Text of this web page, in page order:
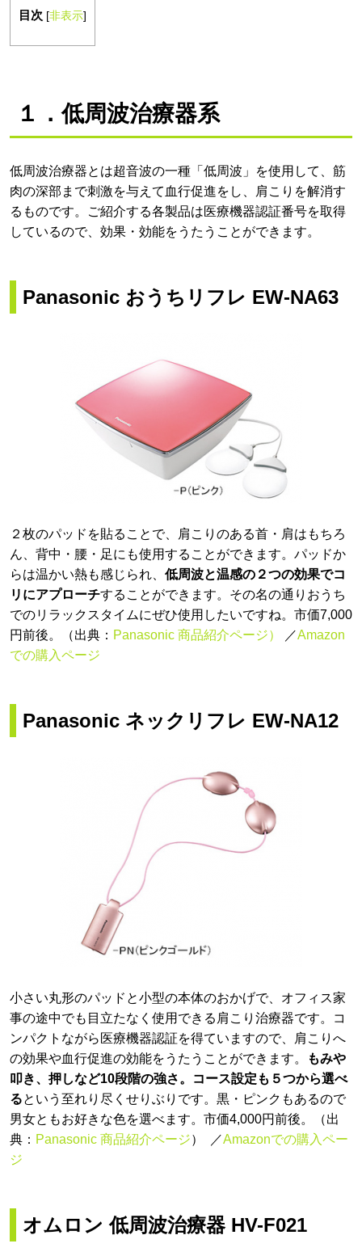
目次 [非表示]
１．低周波治療器系
低周波治療器とは超音波の一種「低周波」を使用して、筋
肉の深部まで刺激を与えて血行促進をし、肩こりを解消す
るものです。ご紹介する各製品は医療機器認証番号を取得
しているので、効果・効能をうたうことができます。
Panasonic おうちリフレ EW-NA63
２枚のパッドを貼ることで、肩こりのある首・肩はもちろ
ん、背中・腰・足にも使用することができます。パッドか
らは温かい熱も感じられ、 低周波と温感の２つの効果でコ
リにアプローチすることができます。その名の通りおうち
でのリラックスタイムにぜひ使用したいですね。市価7,000
円前後。（出典： Panasonic 商品紹介ページ） ／Amazon
での購入ページ
Panasonic ネックリフレ EW-NA12
小さい丸形のパッドと小型の本体のおかげで、オフィス家
事の途中でも目立たなく使用できる肩こり治療器です。コ
ンパクトながら医療機器認証を得ていますので、肩こりへ
の効果や血行促進の効能をうたうことができます。
もみや
叩き、押しなど10段階の強さ。コース設定も５つから選べ
るという至れり尽くせりぶりです。黒・ピンクもあるので
男女ともお好きな色を選べます。市価4,000円前後。（出
典： Panasonic 商品紹介ページ） ／Amazonでの購入ペー
ジ
オムロン 低周波治療器 HV-F021